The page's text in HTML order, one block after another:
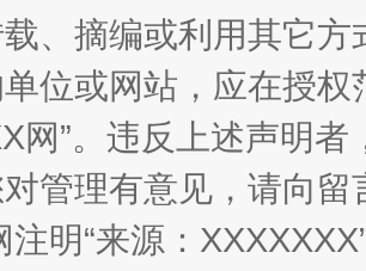
与雪山、麦地、白藏房 除
、摘编或利用其它
位或网站，应在授
网”。违反上述声明
管理有意见，请向
注明“来源：